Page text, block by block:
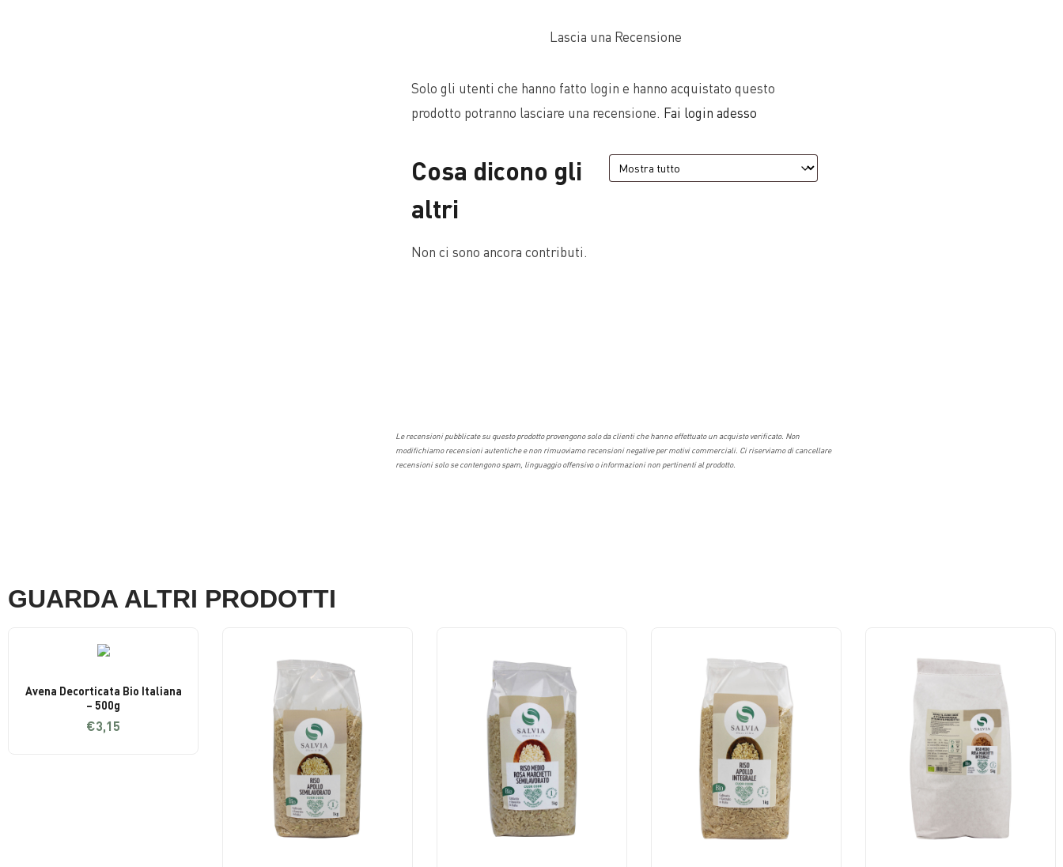
Lascia una Recensione
Solo gli utenti che hanno fatto login e hanno acquistato questo
prodotto potranno lasciare una recensione. Fai login adesso
Cosa dicono gli
altri
Non ci sono ancora contributi.
Le recensioni pubblicate su questo prodotto provengono solo da clienti che hanno effettuato un acquisto verificato. Non
modifichiamo recensioni autentiche e non rimuoviamo recensioni negative per motivi commerciali. Ci riserviamo di cancellare
recensioni solo se contengono spam, linguaggio offensivo o informazioni non pertinenti al prodotto.
GUARDA ALTRI PRODOTTI
Avena Decorticata Bio Italiana
– 500g
€3,15